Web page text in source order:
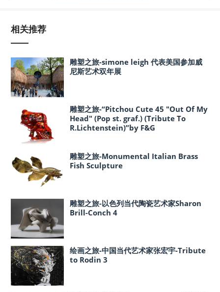
相关推荐
雕塑之旅-simone leigh 代表美国参加威
尼斯艺术双年展
雕塑之旅-“Pitchou Cute 45 "Out Of My
Head" (Pop st. graf.) (Tribute To
R.Lichtenstein)”by F&G
雕塑之旅-Monumental Italian Brass
Fish Sculpture
雕塑之旅-以色列当代陶瓷艺术家Sharon
Brill-Conch 4
绘画之旅-中国当代艺术家张宏宇-Tribute
to Rodin 3